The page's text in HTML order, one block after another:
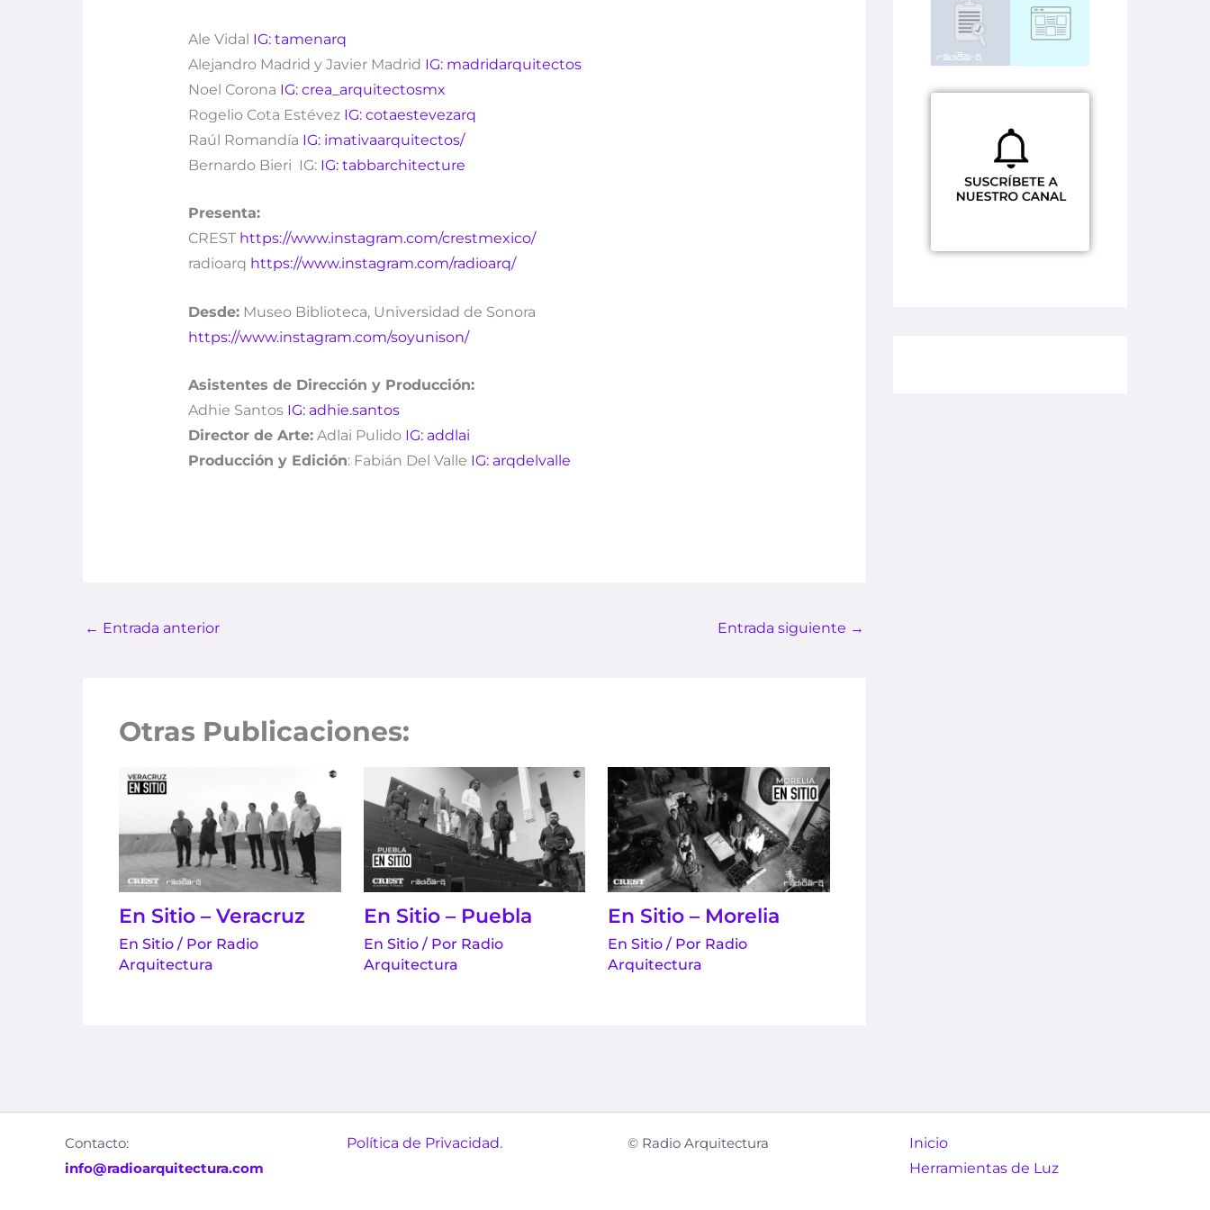
Ale Vidal IG: tamenarq
Alejandro Madrid y Javier Madrid IG: madridarquitectos
Noel Corona IG: crea_arquitectosmx
Rogelio Cota Estévez IG: cotaestevezarq
Raúl Romandía IG: imativaarquitectos/
Bernardo Bieri IG: IG: tabbarchitecture
Presenta:
CREST https://www.instagram.com/crestmexico/
radioarq https://www.instagram.com/radioarq/
Desde:Museo Biblioteca, Universidad de Sonora
https://www.instagram.com/soyunison/
Asistentes de Dirección y Producción:
Adhie Santos IG: adhie.santos
Director de Arte:Adlai Pulido IG: addlai
Producción y Edición: Fabián Del Valle IG: arqdelvalle
← Entrada anterior Entrada siguiente →
Otras Publicaciones:
En Sitio – Veracruz
En Sitio / Por Radio
Arquitectura
En Sitio – Puebla
En Sitio/ Por Radio
Arquitectura
En Sitio – Morelia
En Sitio / Por Radio
Arquitectura
Contacto:
info@radioarquitectura.com
Política de Privacidad. © Radio Arquitectura
Inicio
Herramientas de Luz